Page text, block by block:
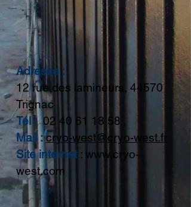
Adresse :
12 rue des lamineurs, 44570
Trignac
Tél : 02 40 61 18 58
Mail :cryo-west@cryo-west.fr
Site internet: www.cryo-
west.com